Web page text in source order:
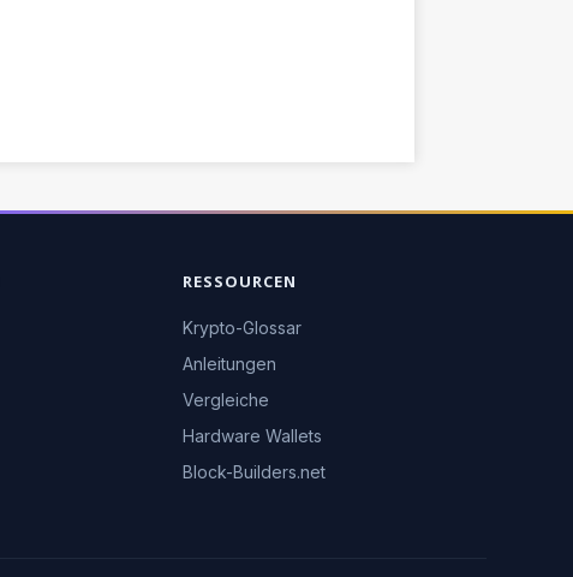
RESSOURCEN
Krypto-Glossar
Anleitungen
Vergleiche
Hardware Wallets
Block-Builders.net